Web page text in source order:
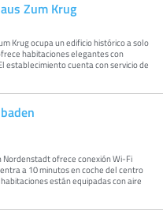
Zum Krug
Krug ocupa un edificio histórico a solo
habitaciones elegantes con
establecimiento cuenta con servicio de
Nordenstadt ofrece conexión Wi-Fi
a 10 minutos en coche del centro
están equipadas con aire